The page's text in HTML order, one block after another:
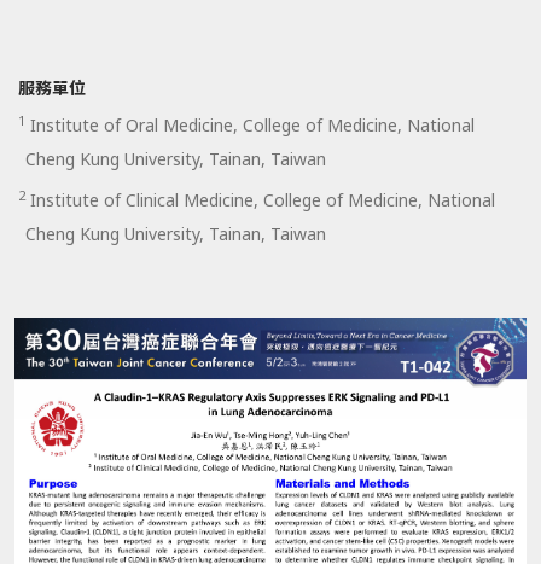
服務單位
1 Institute of Oral Medicine, College of Medicine, National
Cheng Kung University, Tainan, Taiwan
2Institute of Clinical Medicine, College of Medicine, National
Cheng Kung University, Tainan, Taiwan